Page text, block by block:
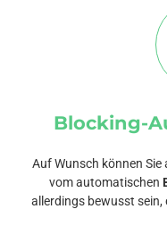
Blocking-
Auf Wunsch können Sie
vom automatischen
allerdings bewusst sein,